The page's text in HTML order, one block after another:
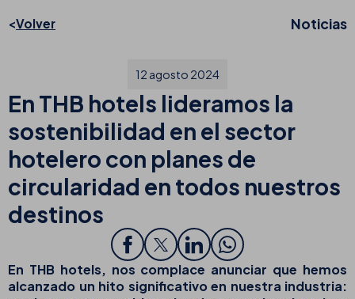
Volver Noticias
12 agosto 2024
En THB hotels lideramos la
sostenibilidad en el sector
hotelero con planes de
circularidad en todos nuestros
destinos
En THB hotels, nos complace anunciar que hemos
alcanzado un hito significativo en nuestra industria: